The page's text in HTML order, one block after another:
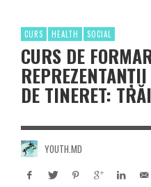
CURS HEALTH SOCIAL
CURS DE
DE TINERET:
YOUTH.MD